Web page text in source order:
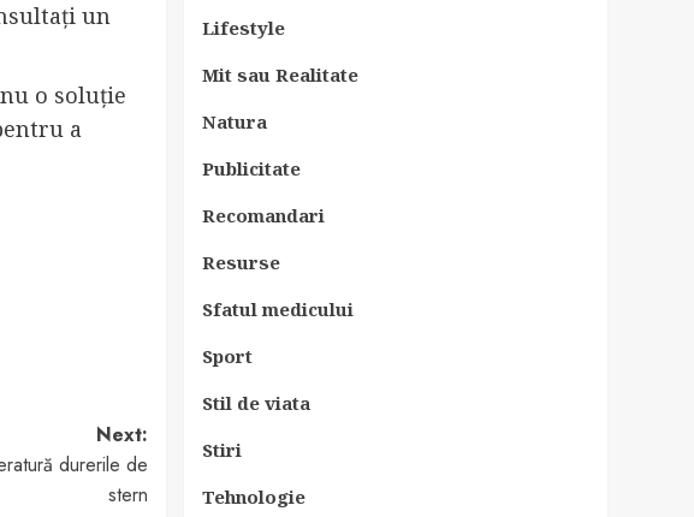
un
o soluție
a
Next:
durerile de
stern
Lifestyle
Mit sau Realitate
Natura
Publicitate
Recomandari
Resurse
Sfatul medicului
Sport
Stil de viata
Stiri
Tehnologie